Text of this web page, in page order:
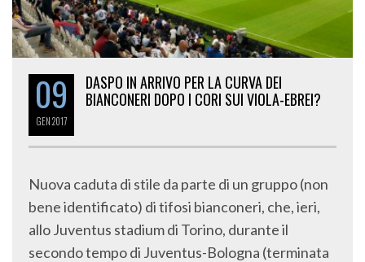
09
GEN2017
DASPO IN ARRIVO PER LA CURVA DEI
BIANCONERI DOPO I CORI SUI VIOLA-EBREI?
Nuova caduta di stile da parte di un gruppo (non
bene identificato) di tifosi bianconeri, che, ieri,
allo Juventus stadium di Torino, durante il
secondo tempo di Juventus-Bologna (terminata